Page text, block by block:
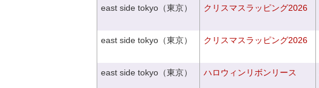
east side tokyo（東京） クリスマスラッピング2026
east side tokyo（東京） クリスマスラッピング2026
east side tokyo（東京） ハロウィンリボンリース